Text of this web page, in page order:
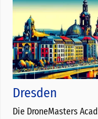
Dresden
Die DroneMasters